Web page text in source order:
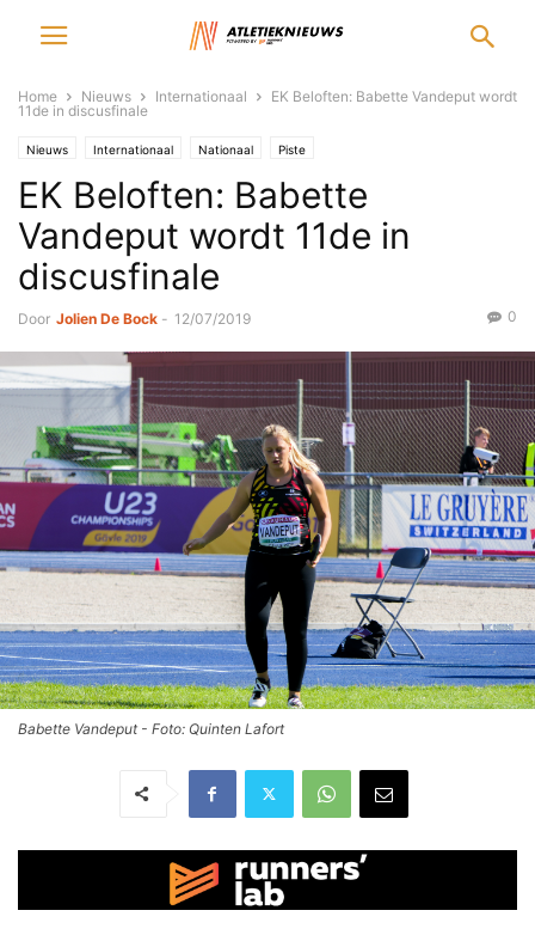
Home Nieuws Internationaal
EK Beloften: Babette Vandeput wordt
11de in discusfinale
Nieuws Internationaal Nationaal Piste
EK Beloften: Babette
Vandeput wordt 11de in
discusfinale
Door Jolien De Bock - 12/07/2019 0
Babette Vandeput - Foto: Quinten Lafort